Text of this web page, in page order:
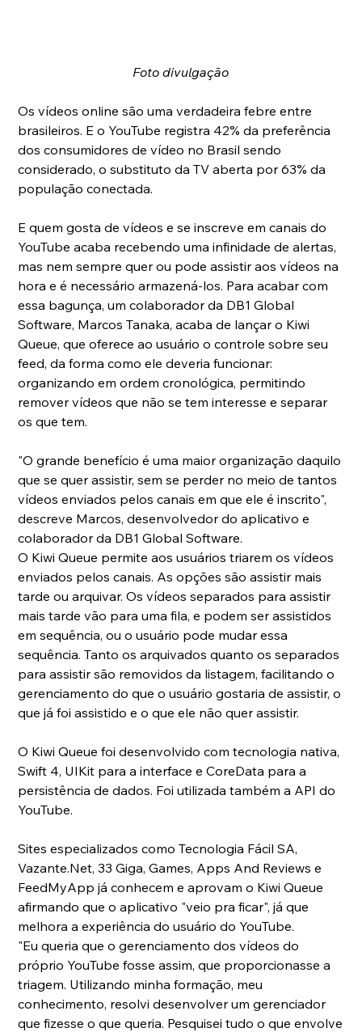
Foto divulgação
Os vídeos online são uma verdadeira febre entre
brasileiros. E o YouTube registra 42% da preferência
dos consumidores de vídeo no Brasil sendo
considerado, o substituto da TV aberta por 63% da
população conectada.
E quem gosta de vídeos e se inscreve em canais do
YouTube acaba recebendo uma infinidade de alertas,
mas nem sempre quer ou pode assistir aos vídeos na
hora e é necessário armazená-los. Para acabar com
essa bagunça, um colaborador da DB1 Global
Software, Marcos Tanaka, acaba de lançar o Kiwi
Queue, que oferece ao usuário o controle sobre seu
feed, da forma como ele deveria funcionar:
organizando em ordem cronológica, permitindo
remover vídeos que não se tem interesse e separar
os que tem.
"O grande benefício é uma maior organização daquilo
que se quer assistir, sem se perder no meio de tantos
vídeos enviados pelos canais em que ele é inscrito",
descreve Marcos, desenvolvedor do aplicativo e
colaborador da DB1 Global Software.
O Kiwi Queue permite aos usuários triarem os vídeos
enviados pelos canais. As opções são assistir mais
tarde ou arquivar. Os vídeos separados para assistir
mais tarde vão para uma fila, e podem ser assistidos
em sequência, ou o usuário pode mudar essa
sequência. Tanto os arquivados quanto os separados
para assistir são removidos da listagem, facilitando o
gerenciamento do que o usuário gostaria de assistir, o
que já foi assistido e o que ele não quer assistir.
O Kiwi Queue foi desenvolvido com tecnologia nativa,
Swift 4, UIKit para a interface e CoreData para a
persistência de dados. Foi utilizada também a API do
YouTube.
Sites especializados como Tecnologia Fácil SA,
Vazante.Net, 33 Giga, Games, Apps And Reviews e
FeedMyApp já conhecem e aprovam o Kiwi Queue
afirmando que o aplicativo "veio pra ficar", já que
melhora a experiência do usuário do YouTube.
"Eu queria que o gerenciamento dos vídeos do
próprio YouTube fosse assim, que proporcionasse a
triagem. Utilizando minha formação, meu
conhecimento, resolvi desenvolver um gerenciador
que fizesse o que queria. Pesquisei tudo o que envolve